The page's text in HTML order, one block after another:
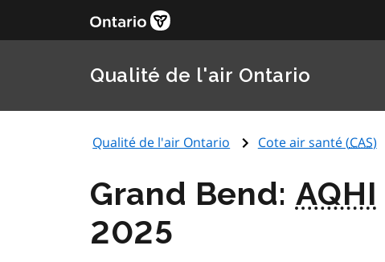
Qualité de l'air Ontario
Qualité de l'air Ontario Cote air santé (CAS)
Grand Bend: AQHI
2025